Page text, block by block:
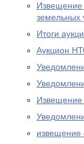
Извещение
земельных
Итоги
Аукцион
Извещение
извещение